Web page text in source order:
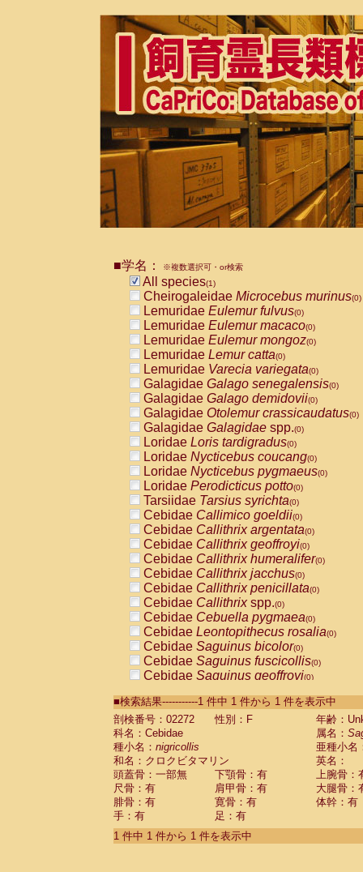
■学名： ※複数選択可・or検索
All species(1)
Cheirogaleidae Microcebus murinus(0)
Lemuridae Eulemur fulvus(0)
Lemuridae Eulemur macaco(0)
Lemuridae Eulemur mongoz(0)
Lemuridae Lemur catta(0)
Lemuridae Varecia variegata(0)
Galagidae Galago senegalensis(0)
Galagidae Galago demidovii(0)
Galagidae Otolemur crassicaudatus(0)
Galagidae Galagidae spp.(0)
Loridae Loris tardigradus(0)
Loridae Nycticebus coucang(0)
Loridae Nycticebus pygmaeus(0)
Loridae Perodicticus potto(0)
Tarsiidae Tarsius syrichta(0)
Cebidae Callimico goeldii(0)
Cebidae Callithrix argentata(0)
Cebidae Callithrix geoffroyi(0)
Cebidae Callithrix humeralifer(0)
Cebidae Callithrix jacchus(0)
Cebidae Callithrix penicillata(0)
Cebidae Callithrixspp.(0)
Cebidae Cebuella pygmaea(0)
Cebidae Leontopithecus rosalia(0)
Cebidae Saguinus bicolor(0)
Cebidae Saguinus fuscicollis(0)
Cebidae Saguinus geoffroyi(0)
CebidaeSaguinus labiatus(0)
Cebidae Saguinus leucopus (0)
Cebidae
CebidaeSaguinus mystax
CebidaeSaguinus nigricollis (1)
Cebidae Saguinus oedipus
Cebidae Saguinus weddelli
Cebidae Saguinusspp.
Cebidae Aotus trivirgatus
Cebidae Cebus albifrons
■検索結果-----------1 件中 1 件から 1 件を表示中
剖検番号：02272
性別：F
年齢：
科名：Cebidae
属名：
種小名： nigricollis
亜種小名
和名：クロクビタマリン
英名：
頭蓋骨：一部無
下顎骨：有
上腕骨：
尺骨：有
肩甲骨：有
大腿骨：
腓骨：有
寛骨：有
体幹：有
手：有
足：有
1 件中 1 件から 1 件を表示中